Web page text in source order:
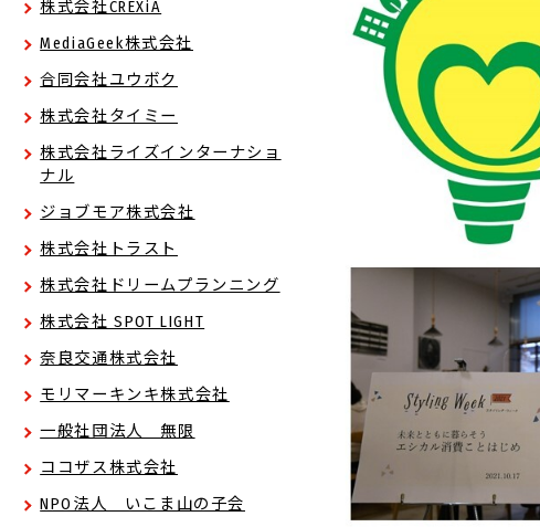
株式会社CREXiA
MediaGeek株式会社
合同会社ユウボク
株式会社タイミー
株式会社ライズインターナショ
ナル
ジョブモア株式会社
株式会社トラスト
株式会社ドリームプランニング
株式会社 SPOT LIGHT
奈良交通株式会社
モリマーキンキ株式会社
一般社団法人 無限
ココザス株式会社
NPO法人 いこま山の子会